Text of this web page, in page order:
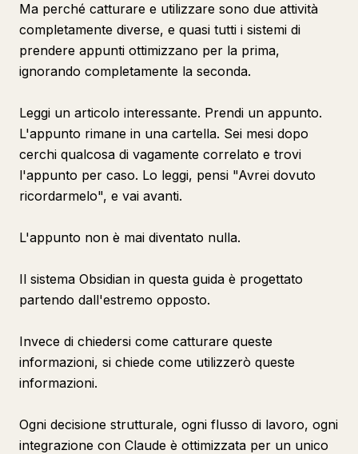
Ma perché catturare e utilizzare sono due attività
completamente diverse, e quasi tutti i sistemi di
prendere appunti ottimizzano per la prima,
ignorando completamente la seconda.
Leggi un articolo interessante. Prendi un appunto.
L'appunto rimane in una cartella. Sei mesi dopo
cerchi qualcosa di vagamente correlato e trovi
l'appunto per caso. Lo leggi, pensi "Avrei dovuto
ricordarmelo", e vai avanti.
L'appunto non è mai diventato nulla.
Il sistema Obsidian in questa guida è progettato
partendo dall'estremo opposto.
Invece di chiedersi come catturare queste
informazioni, si chiede come utilizzerò queste
informazioni.
Ogni decisione strutturale, ogni flusso di lavoro, ogni
integrazione con Claude è ottimizzata per un unico